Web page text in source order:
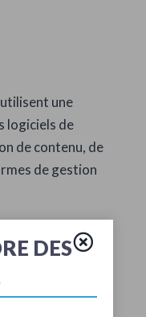
une
logiciels de
de contenu, de
de gestion
de
DES